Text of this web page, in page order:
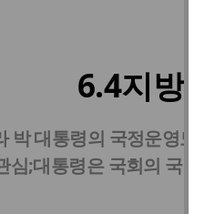
6.4지방
박 대통령의 국정운영도
심;대통령은 국회의 국정